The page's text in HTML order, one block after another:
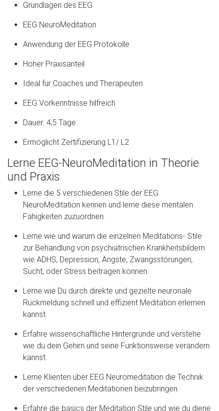
Grundlagen des EEG
EEG NeuroMeditation
Anwendung der EEG Protokolle
Hoher Praxisanteil
Ideal für Coaches und Therapeuten
EEG Vorkenntnisse hilfreich
Dauer: 4,5 Tage
Ermöglicht Zertifizierung L1/ L2
Lerne EEG-NeuroMeditation in Theorie
und Praxis
Lerne die 5 verschiedenen Stile der EEG
NeuroMeditation kennen und lerne diese mentalen
Fähigkeiten zuzuordnen.
Lerne wie und warum die einzelnen Meditations- Stile
zur Behandlung von psychiatrischen Krankheitsbildern
wie ADHS, Depression, Ängste, Zwangsstörungen,
Sucht, oder Stress beitragen können.
Lerne wie Du durch direkte und gezielte neuronale
Rückmeldung schnell und effizient Meditation erlernen
kannst.
Erfahre wissenschaftliche Hintergründe und verstehe
wie du dein Gehirn und seine Funktionsweise verändern
kannst.
Lerne Klienten über EEG Neuromeditation die Technik
der verschiedenen Meditationen beizubringen.
Erfahre die basics der Meditation Stile und wie du diene